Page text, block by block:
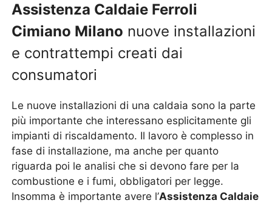
Assistenza Caldaie Ferroli
Cimiano Milano nuove installazioni
e contrattempi creati dai
consumatori
Le nuove installazioni di una caldaia sono la parte
più importante che interessano esplicitamente gli
impianti di riscaldamento. Il lavoro è complesso in
fase di installazione, ma anche per quanto
riguarda poi le analisi che si devono fare per la
combustione e i fumi, obbligatori per legge.
Insomma è importante avere l’Assistenza Caldaie